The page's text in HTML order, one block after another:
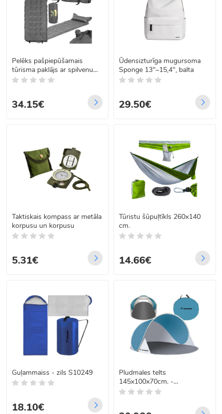
Pelēks pašpiepūšamais
tūrisma paklājs ar spilvenu
un pārvalku, Springos
34.15€
Ūdensizturīga mugursoma
Sponge 13"–15,4", balta
29.50€
Taktiskais kompass ar metāla
korpusu un korpusu
5.31€
Tūristu šūpuļtīkls 260x140
cm.
14.66€
Guļammaiss - zils S10249
18.10€
Pludmales telts
145x100x70cm. -
tirkīza/pelēka